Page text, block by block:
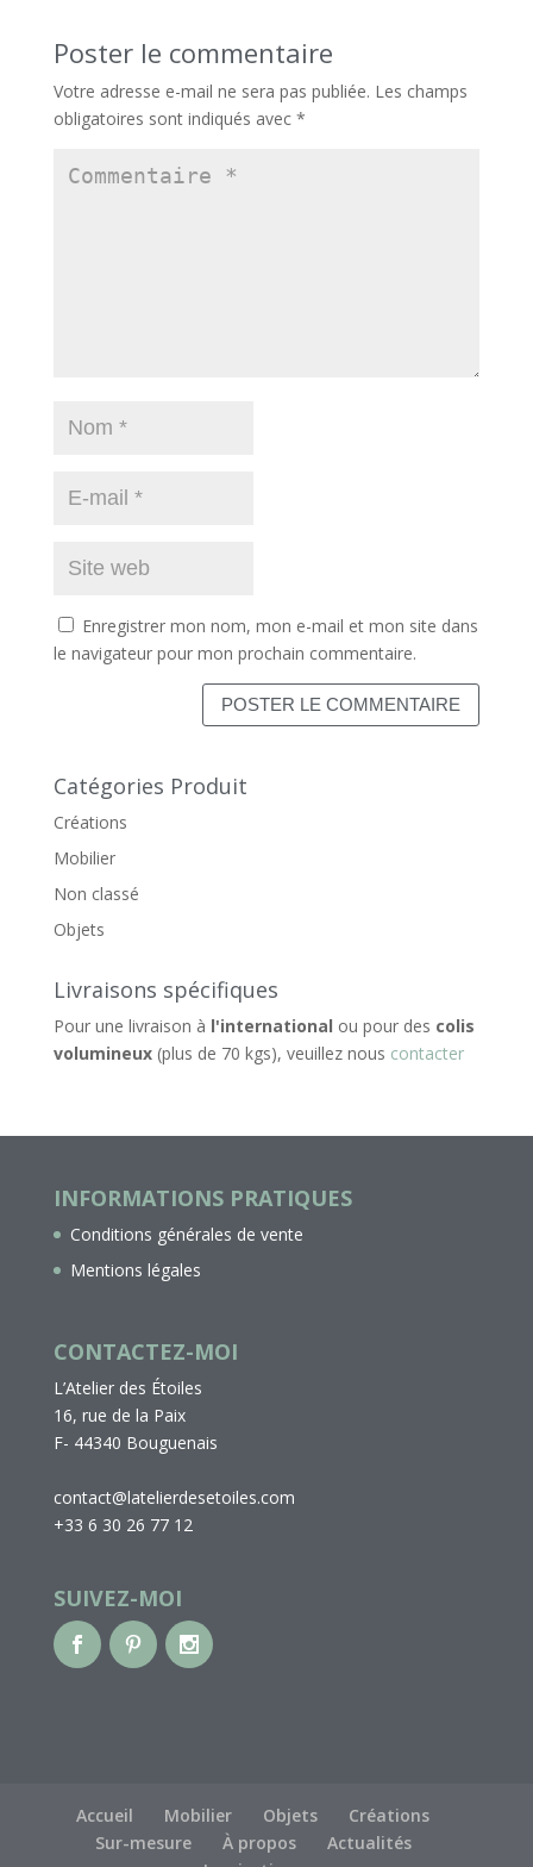
Poster le commentaire
Votre adresse e-mail ne sera pas publiée. Les champs
obligatoires sont indiqués avec *
Enregistrer mon nom, mon e-mail et mon site dans
le navigateur pour mon prochain commentaire.
Catégories Produit
Créations
Mobilier
Non classé
Objets
Livraisons spécifiques
Pour une livraison à l'international ou pour des colis
volumineux(plus de 70 kgs), veuillez nous contacter
INFORMATIONS PRATIQUES
Conditions générales de vente
Mentions légales
CONTACTEZ-MOI
L’Atelier des Étoiles
16, rue de la Paix
F- 44340 Bouguenais
contact@latelierdesetoiles.com
+33 6 30 26 77 12
SUIVEZ-MOI
Accueil Mobilier Objets
Créations
Sur-mesure
À propos
Actualités